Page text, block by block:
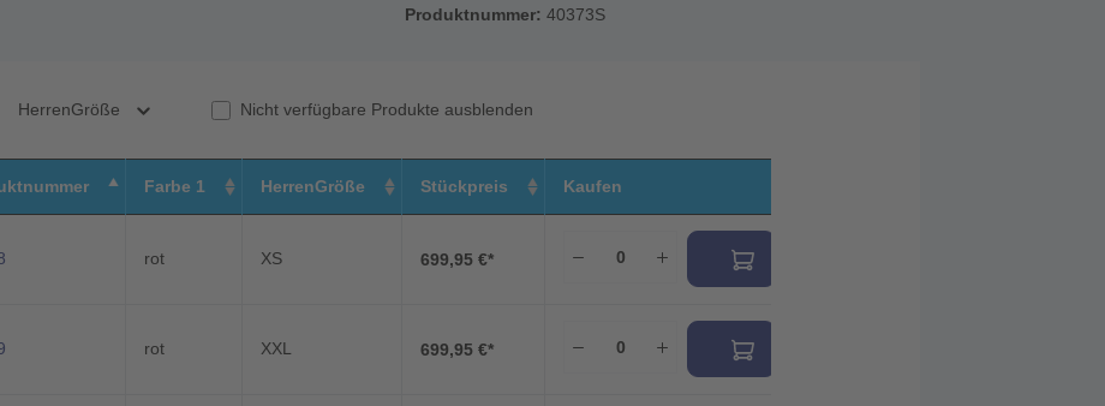
Produktnummer: 40373S
HerrenGröße Nicht verfügbare Produkte ausblenden
Farbe 1 HerrenGröße Stückpreis Kaufen
rot XS 699,95 €*
rot XXL 699,95 €*